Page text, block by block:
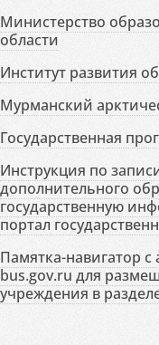
Министерство
области
Институт развития
Мурманский
Государственная
Инструкция по
дополнительного
государственную
портал
Памятка-навигатор
bus.gov.ru для
учреждения в